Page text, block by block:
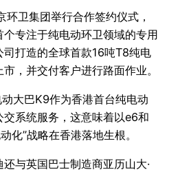
卫集团举行合作签约仪式，
专注于纯电动环卫领域的专用
打造的全球首款16吨T8纯电
，并交付客户进行路面作业。
大巴K9作为香港首台纯电动
系统服务，这意味着以e6和
化”战略在香港落地生根。
与英国巴士制造商亚历山大·